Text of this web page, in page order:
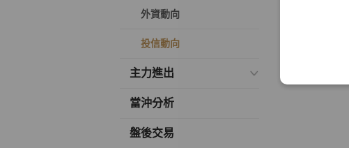
外資動向
投信動向
主力進出
當沖分析
盤後交易